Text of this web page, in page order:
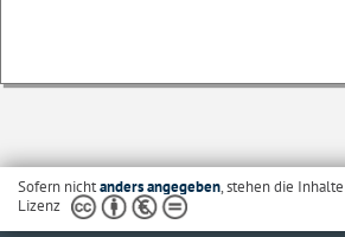
Sofern nichtanders angegeben, stehen die
Lizenz